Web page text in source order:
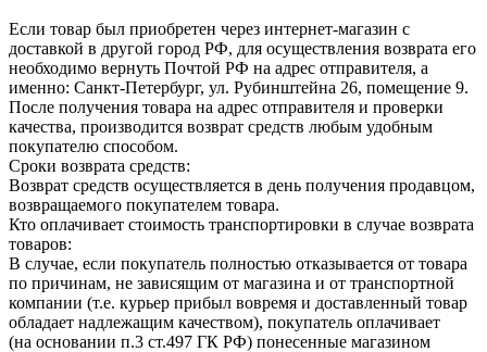
Если товар был приобретен через интернет-магазин с
доставкой в другой город РФ, для осуществления возврата его
необходимо вернуть Почтой РФ на адрес отправителя, а
именно: Санкт-Петербург, ул. Рубинштейна 26, помещение 9.
После получения товара на адрес отправителя и проверки
качества, производится возврат средств любым удобным
покупателю способом.
Сроки возврата средств:
Возврат средств осуществляется в день получения продавцом,
возвращаемого покупателем товара.
Кто оплачивает стоимость транспортировки в случае возврата
товаров:
В случае, если покупатель полностью отказывается от товара
по причинам, не зависящим от магазина и от транспортной
компании (т.е. курьер прибыл вовремя и доставленный товар
обладает надлежащим качеством), покупатель оплачивает
(на основании п.3 ст.497 ГК РФ) понесенные магазином